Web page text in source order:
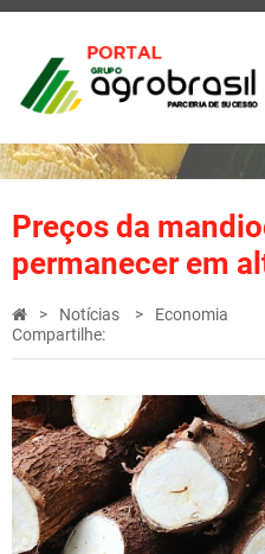
Preços da
permanecer em
Notícias
Economia
Compartilhe: